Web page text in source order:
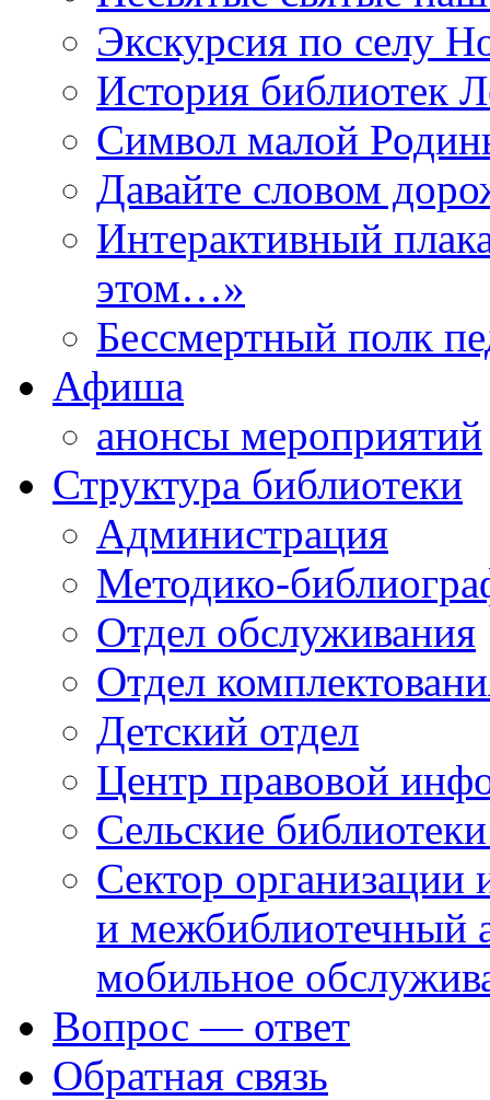
Экскурсия по селу
История библиотек
Символ малой
Давайте словом
Интерактивный
этом…»
Бессмертный полк
Афиша
анонсы мероприятий
Структура библиотеки
Администрация
Методико-
Отдел обслуживания
Отдел
Детский отдел
Центр правовой
Сельские
Сектор организации
и межбиблиотечный
мобильное
Вопрос — ответ
Обратная связь